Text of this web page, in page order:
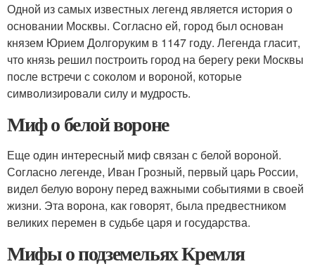
Одной из самых известных легенд является история о
основании Москвы. Согласно ей, город был основан
князем Юрием Долгоруким в 1147 году. Легенда гласит,
что князь решил построить город на берегу реки Москвы
после встречи с соколом и вороной, которые
символизировали силу и мудрость.
Миф о белой вороне
Еще один интересный миф связан с белой вороной.
Согласно легенде, Иван Грозный, первый царь России,
видел белую ворону перед важными событиями в своей
жизни. Эта ворона, как говорят, была предвестником
великих перемен в судьбе царя и государства.
Мифы о подземельях Кремля